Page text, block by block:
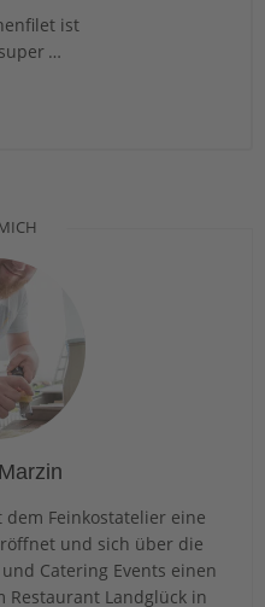
ist
…
Feinkostatelier eine
und sich über die
Catering Events einen
Restaurant Landglück in